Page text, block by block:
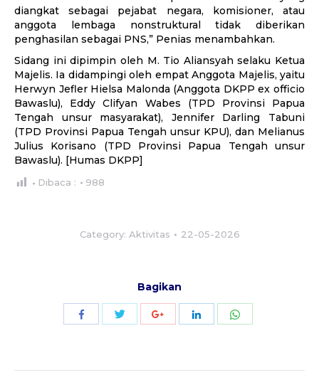
diangkat sebagai pejabat negara, komisioner, atau
anggota lembaga nonstruktural tidak diberikan
penghasilan sebagai PNS,” Penias menambahkan.
Sidang ini dipimpin oleh M. Tio Aliansyah selaku Ketua
Majelis. Ia didampingi oleh empat Anggota Majelis, yaitu
Herwyn Jefler Hielsa Malonda (Anggota DKPP ex officio
Bawaslu), Eddy Clifyan Wabes (TPD Provinsi Papua
Tengah unsur masyarakat), Jennifer Darling Tabuni
(TPD Provinsi Papua Tengah unsur KPU), dan Melianus
Julius Korisano (TPD Provinsi Papua Tengah unsur
Bawaslu). [Humas DKPP]
Dibaca : 988
Category: Aktivitas 22-05-2026
Bagikan
Share
Share